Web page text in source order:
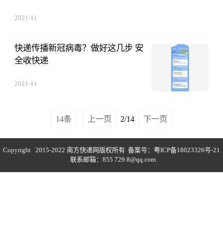
2021-11
快递传播新冠病毒？做好这几步 安
全收快递
2021-11
14条 上一页 2/14 下一页
Copyright 2015-2022 南方快递网版权所有 备案号： 粤ICP备18023326号-21
联系邮箱：855 729 8@qq.com